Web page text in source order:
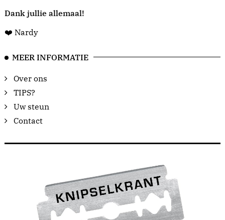
Dank jullie allemaal!
❤️ Nardy
MEER INFORMATIE
Over ons
TIPS?
Uw steun
Contact